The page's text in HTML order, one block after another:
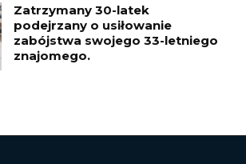
Zatrzymany 30-latek
podejrzany o usiłowanie
zabójstwa swojego 33-letniego
znajomego.